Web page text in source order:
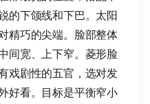
的下颌线和下巴。太阳
精巧的尖端。脸部整体
宽、上下窄。菱形脸
戏剧性的五官，选对发
好看。目标是平衡窄小